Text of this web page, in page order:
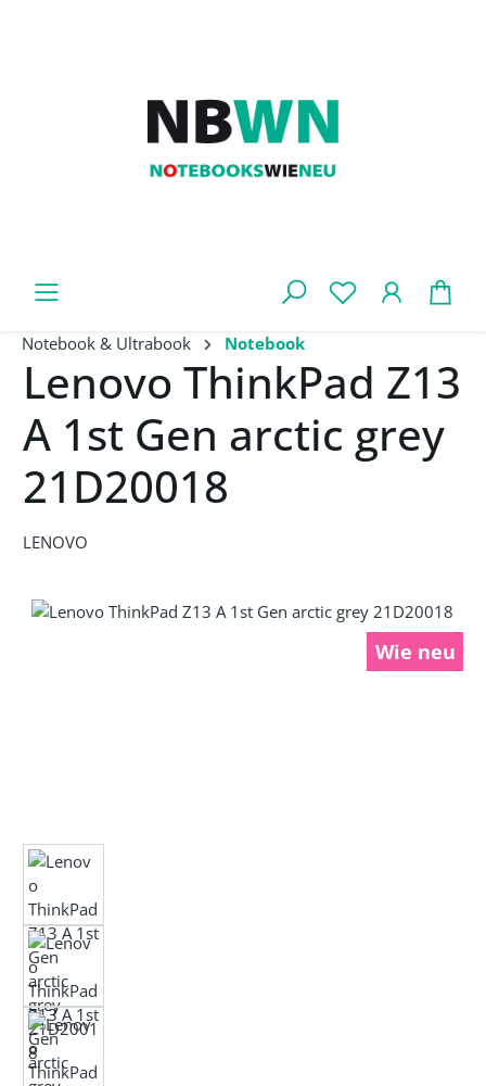
Notebook & Ultrabook Notebook
Lenovo ThinkPad Z13
A 1st Gen arctic grey
21D20018
LENOVO
Bildergalerie überspringen
Wie neu